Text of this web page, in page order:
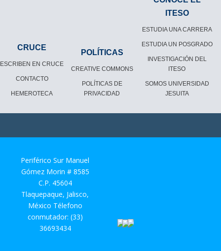
CRUCE
ESCRIBEN EN CRUCE
CONTACTO
HEMEROTECA
POLÍTICAS
CREATIVE COMMONS
POLÍTICAS DE
PRIVACIDAD
ITESO
ESTUDIA UNA CARRERA
ESTUDIA UN POSGRADO
INVESTIGACIÓN DEL
ITESO
SOMOS UNIVERSIDAD
JESUITA
Periférico Sur Manuel
Gómez Morin # 8585
C.P. 45604
Tlaquepaque, Jalisco,
México Télefono
conmutador: (33)
36693434